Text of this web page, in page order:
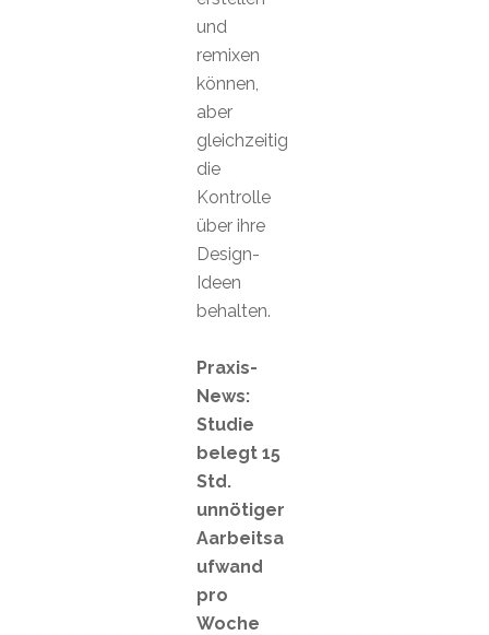
und
remixen
können,
aber
gleichzeitig
die
Kontrolle
über ihre
Design-
Ideen
behalten.
Praxis-
News:
Studie
belegt 15
Std.
unnötiger
Aarbeitsa
ufwand
pro
Woche